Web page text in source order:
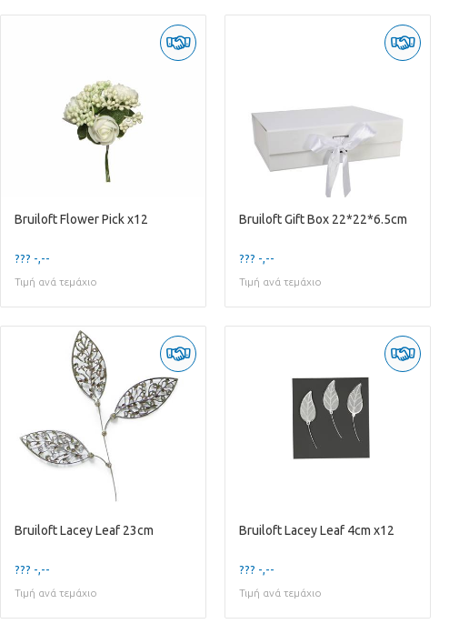
Bruiloft Flower Pick x12
??? -,--
Τιμή ανά τεμάχιο
Bruiloft Gift Box 22*22*6.5cm
??? -,--
Τιμή ανά τεμάχιο
Bruiloft Lacey Leaf 23cm
??? -,--
Τιμή ανά τεμάχιο
Bruiloft Lacey Leaf 4cm x12
??? -,--
Τιμή ανά τεμάχιο